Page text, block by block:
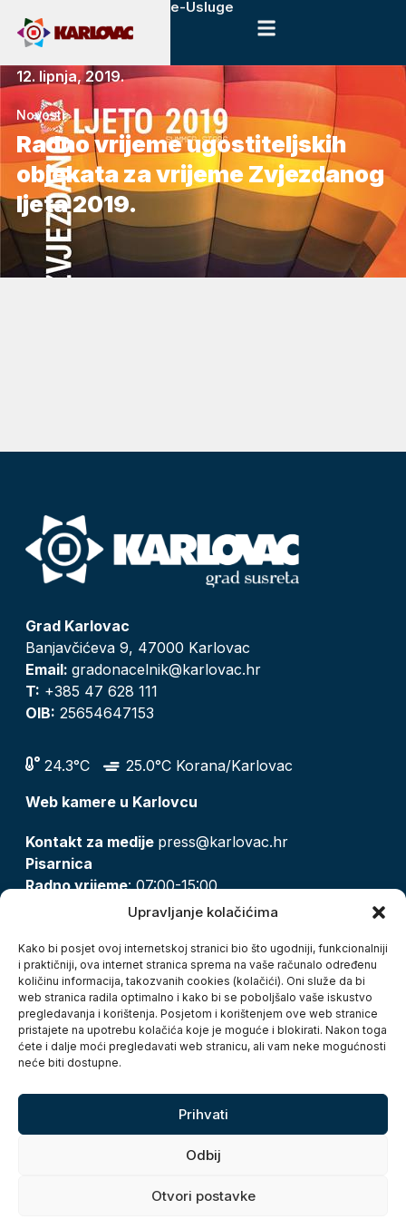
Upravljanje kolačićima
Kako bi posjet ovoj internetskoj stranici bio što ugodniji, funkcionalniji
i praktičniji, ova internet stranica sprema na vaše računalo određenu
količinu informacija, takozvanih cookies (kolačići). Oni služe da bi
web stranica radila optimalno i kako bi se poboljšalo vaše iskustvo
pregledavanja i korištenja. Posjetom i korištenjem ove web stranice
pristajete na upotrebu kolačića koje je moguće i blokirati. Nakon toga
ćete i dalje moći pregledavati web stranicu, ali vam neke mogućnosti
neće biti dostupne.
Prihvati
Odbij
Otvori postavke
e-Usluge
12. lipnja, 2019.
Novosti
Radno vrijeme ugostiteljskih
objekata za vrijeme Zvjezdanog
ljeta 2019.
Grad Karlovac
Banjavčićeva 9, 47000 Karlovac
Email: gradonacelnik@karlovac.hr
T: +385 47 628 111
OIB: 25654647153
24.3°C
25.0°C Korana/Karlovac
Web kamere u Karlovcu
Kontakt za medije press@karlovac.hr
Pisarnica
Radno vrijeme: 07:00-15:00
pisarnica@karlovac.hr
Zaštita osobnih podataka
Pristup informacijama
Kolačići
Izjava o pristupačnosti
Turistička zajednica grada Karlovca